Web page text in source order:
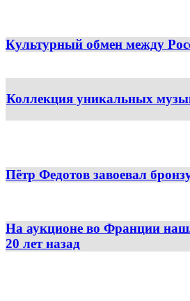
Культурный обмен между
Коллекция уникальных
Пётр Федотов завоевал
На аукционе во Франции
20 лет назад